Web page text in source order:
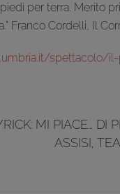
per terra. Merito
Franco Cordelli, Il
spettacolo/
MI PIACE… DI
ASSISI,